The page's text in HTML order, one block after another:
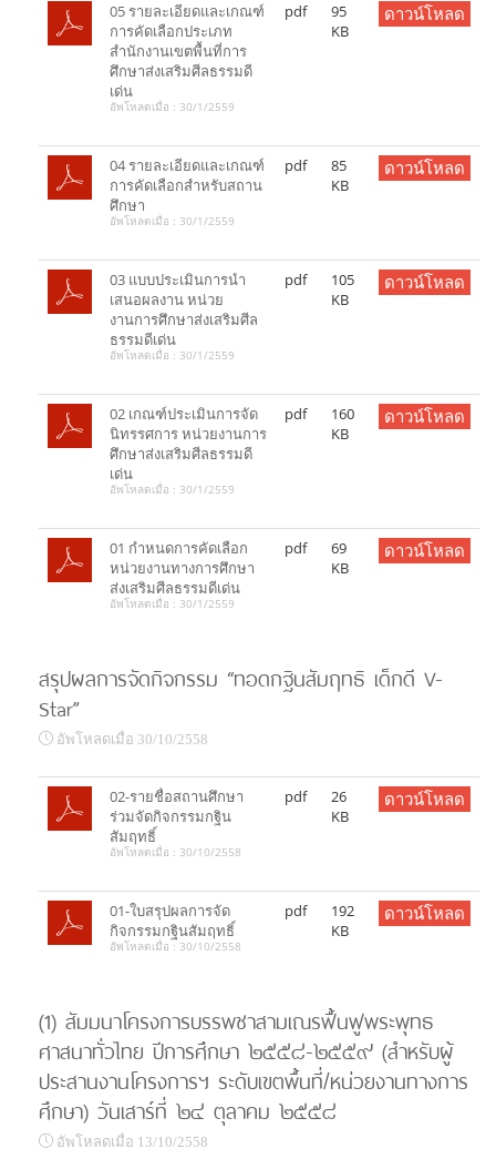
05 รายละเอียดและเกณฑ์
การคัดเลือกประเภท
สำนักงานเขตพื้นที่การ
ศึกษาส่งเสริมศีลธรรมดี
เด่น
อัพโหลดเมื่อ : 30/1/2559
pdf
95
KB
ดาวน์โหลด
04 รายละเอียดและเกณฑ์
การคัดเลือกสำหรับสถาน
ศึกษา
อัพโหลดเมื่อ : 30/1/2559
pdf
85
KB
ดาวน์โหลด
03 แบบประเมินการนำ
เสนอผลงาน หน่วย
งานการศึกษาส่งเสริมศีล
ธรรมดีเด่น
อัพโหลดเมื่อ : 30/1/2559
pdf
105
KB
ดาวน์โหลด
02 เกณฑ์ประเมินการจัด
นิทรรศการ หน่วยงานการ
ศึกษาส่งเสริมศีลธรรมดี
เด่น
อัพโหลดเมื่อ : 30/1/2559
pdf
160
KB
ดาวน์โหลด
01 กำหนดการคัดเลือก
หน่วยงานทางการศึกษา
ส่งเสริมศีลธรรมดีเด่น
อัพโหลดเมื่อ : 30/1/2559
pdf
69
KB
ดาวน์โหลด
สรุปผลการจัดกิจกรรม “ทอดกฐินสัมฤทธิ เด็กดี V-
Star”
อัพโหลดเมื่อ 30/10/2558
02-รายชื่อสถานศึกษา
ร่วมจัดกิจกรรมกฐิน
สัมฤทธิ์
อัพโหลดเมื่อ : 30/10/2558
pdf
26
KB
ดาวน์โหลด
01-ใบสรุปผลการจัด
กิจกรรมกฐินสัมฤทธิ์
อัพโหลดเมื่อ : 30/10/2558
pdf
192
KB
ดาวน์โหลด
(1) สัมมนาโครงการบรรพชาสามเณรฟื้นฟูพระพุทธ
ศาสนาทั่วไทย ปีการศึกษา ๒๕๕๘-๒๕๕๙ (สำหรับผู้
ประสานงานโครงการฯ ระดับเขตพื้นที่/หน่วยงานทางการ
ศึกษา) วันเสาร์ที่ ๒๔ ตุลาคม ๒๕๕๘
อัพโหลดเมื่อ 13/10/2558